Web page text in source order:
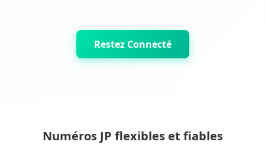
Restez Connecté
Numéros JP flexibles et fiables